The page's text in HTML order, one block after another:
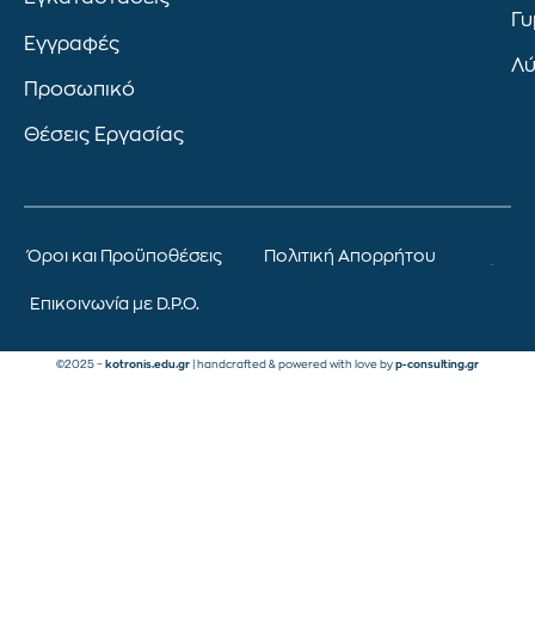
Εγγραφές
Προσωπικό
Θέσεις Εργασίας
Όροι και Προϋποθέσεις Πολιτική Απορρήτου
Επικοινωνία με D.P.O.
©2025 – kotronis.edu.gr | handcrafted & powered with love by p-consulting.gr